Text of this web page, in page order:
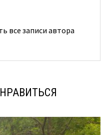
все записи автора